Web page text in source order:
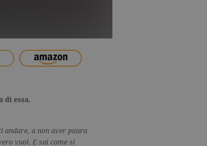
di essa.
andare, a non aver paura
vuoi. E sai come si